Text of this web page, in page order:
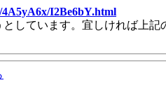
I2Be6bY.html
しています。宜しければ上